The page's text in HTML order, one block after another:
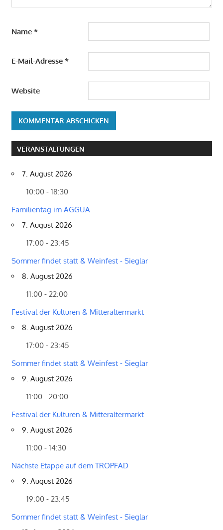
Name *
E-Mail-Adresse *
Website
VERANSTALTUNGEN
7. August 2026
10:00 - 18:30
Familientag im AGGUA
7. August 2026
17:00 - 23:45
Sommer findet statt & Weinfest - Sieglar
8. August 2026
11:00 - 22:00
Festival der Kulturen & Mitteraltermarkt
8. August 2026
17:00 - 23:45
Sommer findet statt & Weinfest - Sieglar
9. August 2026
11:00 - 20:00
Festival der Kulturen & Mitteraltermarkt
9. August 2026
11:00 - 14:30
Nächste Etappe auf dem TROPFAD
9. August 2026
19:00 - 23:45
Sommer findet statt & Weinfest - Sieglar